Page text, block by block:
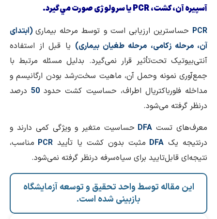
آسپیره آن، کشت،PCRیا سرولوژی صورت مي‌گیرد.
PCR حساسترین ارزیابی است و توسط مرحله بیماری(ابتدای
آن، مرحله زکامی، مرحله طغیان بیماری) یا قبل از استفاده
آنتی‌بیوتیک تحت‌تأثیر قرار نمی‌گیرد. بدلیل مسئله مرتبط با
جمع‌آوری نمونه وحمل آن، ماهیت سخت‌رشد بودن ارگانیسم و
مداخله فلورباکتریال اطراف، حساسیت کشت حدود 50 درصد
درنظر گرفته می‌شود.
معرف‌های تست DFA حساسیت متغیر و ویژگی کمی دارند و
درنتیجه یک DFA مثبت بدون کشت یا تأیید PCR مناسب،
نتیجه‌ای قابل‌تایید برای سیاه‌سرفه درنظر گرفته نمی‌شود.
این مقاله توسط واحد تحقیق و توسعه آزمایشگاه
بازبینی شده است.